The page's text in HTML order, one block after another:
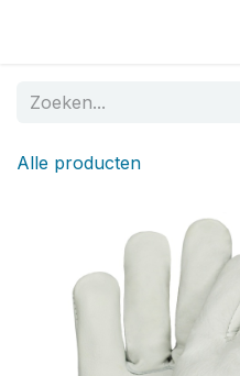
Alle producten